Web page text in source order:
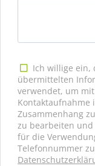
Ich willige ein,
übermittelten
verwendet, um
Kontaktaufnahme
Zusammenhang
zu bearbeiten
für die
Telefonnummer